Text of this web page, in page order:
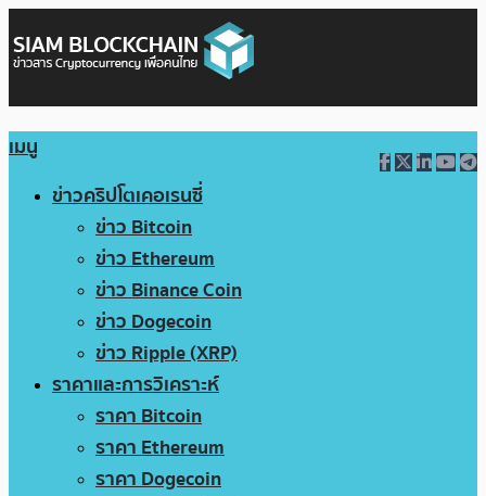
เมนู
ข่าวคริปโตเคอเรนซี่
ข่าว Bitcoin
ข่าว Ethereum
ข่าว Binance Coin
ข่าว Dogecoin
ข่าว Ripple (XRP)
ราคาและการวิเคราะห์
ราคา Bitcoin
ราคา Ethereum
ราคา Dogecoin